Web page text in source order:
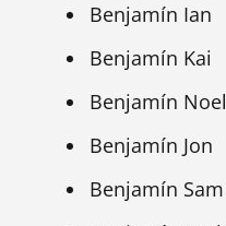
Benjamín Ian
Benjamín Kai
Benjamín Noel
Benjamín Jon
Benjamín Sam